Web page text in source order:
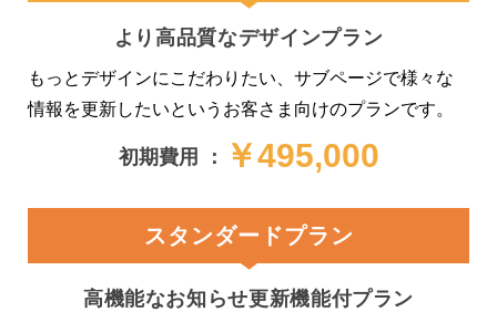
より高品質なデザインプラン
もっとデザインにこだわりたい、サブページで様々な
情報を更新したいというお客さま向けのプランです。
初期費用 ： ￥495,000
スタンダードプラン
高機能なお知らせ更新機能付プラン